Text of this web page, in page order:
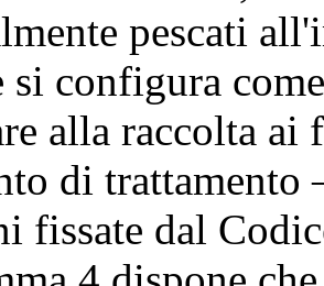
pescati
si configura
alla raccolta
di trattamento
fissate dal